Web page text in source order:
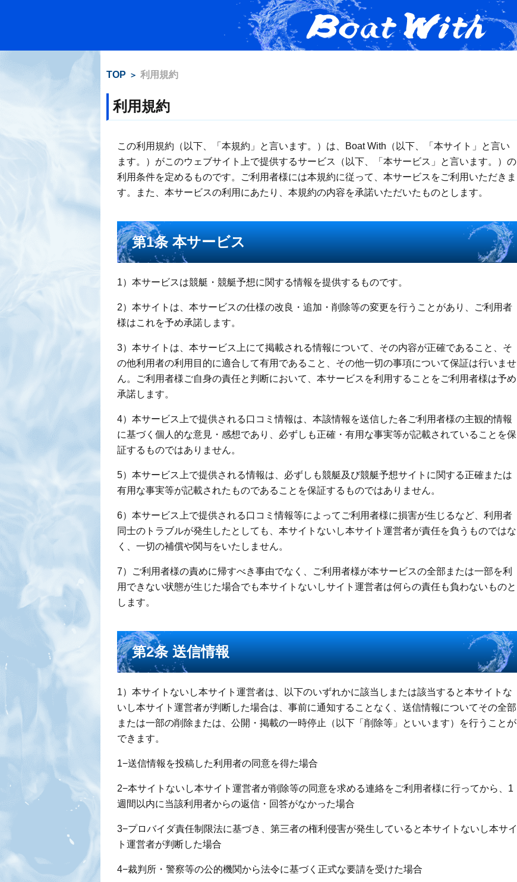
TOP 利用規約
利用規約
この利用規約（以下、「本規約」と言います。）は、Boat With（以下、「本サイト」と言い
ます。）がこのウェブサイト上で提供するサービス（以下、「本サービス」と言います。）の
利用条件を定めるものです。ご利用者様には本規約に従って、本サービスをご利用いただきま
す。また、本サービスの利用にあたり、本規約の内容を承諾いただいたものとします。
第1条 本サービス
1）本サービスは競艇・競艇予想に関する情報を提供するものです。
2）本サイトは、本サービスの仕様の改良・追加・削除等の変更を行うことがあり、ご利用者
様はこれを予め承諾します。
3）本サイトは、本サービス上にて掲載される情報について、その内容が正確であること、そ
の他利用者の利用目的に適合して有用であること、その他一切の事項について保証は行いませ
ん。ご利用者様ご自身の責任と判断において、本サービスを利用することをご利用者様は予め
承諾します。
4）本サービス上で提供される口コミ情報は、本該情報を送信した各ご利用者様の主観的情報
に基づく個人的な意見・感想であり、必ずしも正確・有用な事実等が記載されていることを保
証するものではありません。
5）本サービス上で提供される情報は、必ずしも競艇及び競艇予想サイトに関する正確または
有用な事実等が記載されたものであることを保証するものではありません。
6）本サービス上で提供される口コミ情報等によってご利用者様に損害が生じるなど、利用者
同士のトラブルが発生したとしても、本サイトないし本サイト運営者が責任を負うものではな
く、一切の補償や関与をいたしません。
7）ご利用者様の責めに帰すべき事由でなく、ご利用者様が本サービスの全部または一部を利
用できない状態が生じた場合でも本サイトないしサイト運営者は何らの責任も負わないものと
します。
第2条 送信情報
1）本サイトないし本サイト運営者は、以下のいずれかに該当しまたは該当すると本サイトな
いし本サイト運営者が判断した場合は、事前に通知することなく、送信情報についてその全部
または一部の削除または、公開・掲載の一時停止（以下「削除等」といいます）を行うことが
できます。
1−送信情報を投稿した利用者の同意を得た場合
2−本サイトないし本サイト運営者が削除等の同意を求める連絡をご利用者様に行ってから、1
週間以内に当該利用者からの返信・回答がなかった場合
3−プロバイダ責任制限法に基づき、第三者の権利侵害が発生していると本サイトないし本サイ
ト運営者が判断した場合
4−裁判所・警察等の公的機関から法令に基づく正式な要請を受けた場合